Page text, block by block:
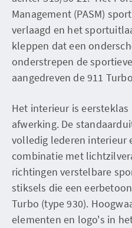
Management (PASM)
verlaagd en het
kleppen dat een
onderstrepen de
aangedreven de 911
Het interieur is
afwerking. De
volledig lederen interieur
combinatie met
richtingen verstelbare
stiksels die een
Turbo (type 930).
elementen en logo's in